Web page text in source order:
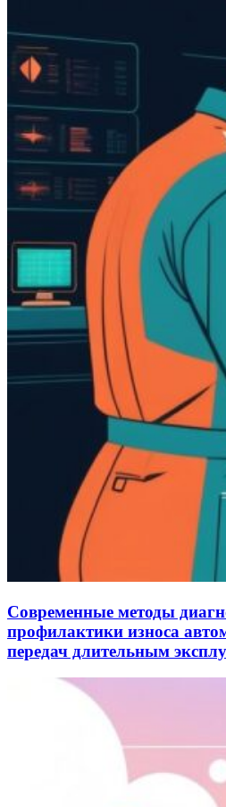
Современные методы
профилактики износа
передач длительным